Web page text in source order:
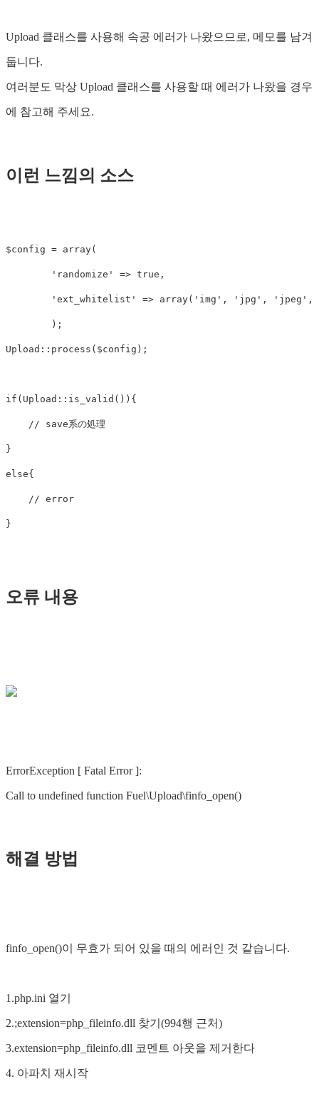
Upload 클래스를 사용해 속공 에러가 나왔으므로, 메모를 남겨
둡니다.
여러분도 막상 Upload 클래스를 사용할 때 에러가 나왔을 경우
에 참고해 주세요.
이런 느낌의 소스
$config = array(
'randomize' => true ,
'ext_whitelist' => array( 'img' , 'jpg' , 'jpeg' ,
);
Upload :: process ( $config );
if ( Upload :: is_valid ()){
// save系の処理
}
else{
// error
}
오류 내용
ErrorException [ Fatal Error ]:
Call to undefined function Fuel\Upload\finfo_open()
해결 방법
finfo_open()이 무효가 되어 있을 때의 에러인 것 같습니다.
1.php.ini 열기
2.;extension=php_fileinfo.dll 찾기(994행 근처)
3.extension=php_fileinfo.dll 코멘트 아웃을 제거한다
4. 아파치 재시작